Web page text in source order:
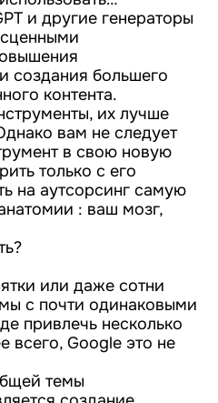
и другие генераторы
создания большего
контента.
их лучше
вам не следует
в свою новую
только с его
на аутсорсинг самую
: ваш мозг,
или даже сотни
с почти одинаковыми
привлечь несколько
всего, Google это не
темы